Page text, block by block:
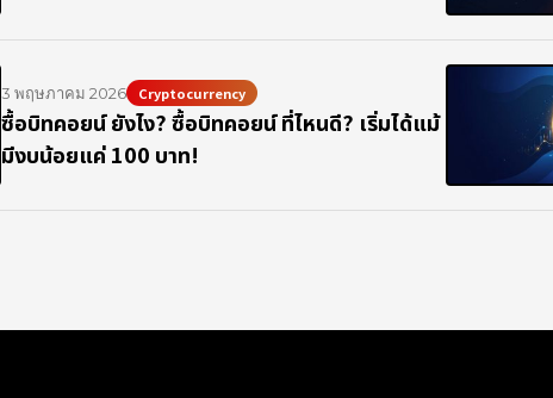
3 พฤษภาคม 2026 Cryptocurrency
ซื้อบิทคอยน์ ยังไง? ซื้อบิทคอยน์ ที่ไหนดี? เริ่มได้แม้
มีงบน้อยแค่ 100 บาท!